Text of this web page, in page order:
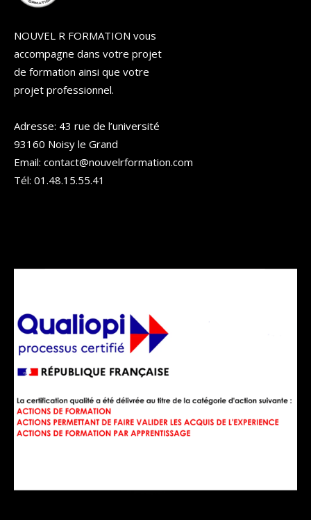
NOUVEL R FORMATION vous
accompagne dans votre projet
de formation ainsi que votre
projet professionnel.
Adresse: 43 rue de l’université
93160 Noisy le Grand
Email: contact@nouvelrformation.com
Tél: 01.48.15.55.41